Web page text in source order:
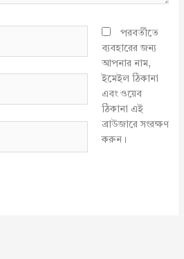
পরবর্তীতে
ব্যবহারের জন্য
আপনার নাম,
ইমেইল ঠিকানা
এবং ওয়েব
ঠিকানা এই
ব্রাউজারে সংরক্ষণ
করুন।